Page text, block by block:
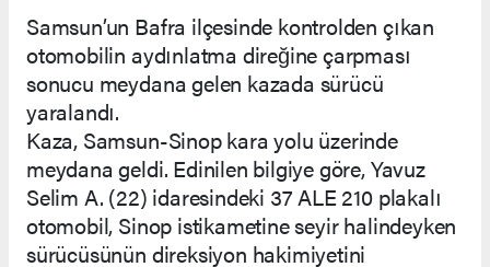
Samsun’un Bafra ilçesinde kontrolden çıkan
otomobilin aydınlatma direğine çarpması
sonucu meydana gelen kazada sürücü
yaralandı.
Kaza, Samsun-Sinop kara yolu üzerinde
meydana geldi. Edinilen bilgiye göre, Yavuz
Selim A. (22) idaresindeki 37 ALE 210 plakalı
otomobil, Sinop istikametine seyir halindeyken
sürücüsünün direksiyon hakimiyetini